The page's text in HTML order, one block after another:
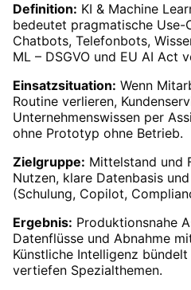
Definition: KI & Machine
bedeutet pragmatische Use-
Chatbots, Telefonbots,
ML – DSGVO und EU AI Act
Einsatzsituation: Wenn
Routine verlieren,
Unternehmenswissen per
ohne Prototyp ohne Betrieb.
Zielgruppe: Mittelstand und
Nutzen, klare Datenbasis
(Schulung, Copilot,
Ergebnis: Produktionsnahe
Datenflüsse und Abnahme
Künstliche Intelligenz
vertiefen Spezialthemen.